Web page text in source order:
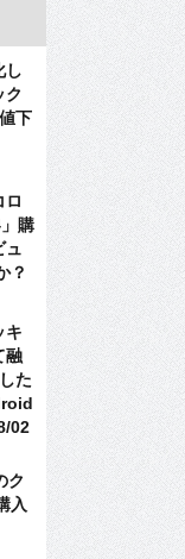
し
ク
下
ロ
購
ュ
？
キ
融
た
02
ク
入